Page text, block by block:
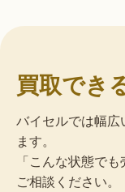
買取でき
バイセルでは幅広
ます。
「こんな状態で
ご相談ください。